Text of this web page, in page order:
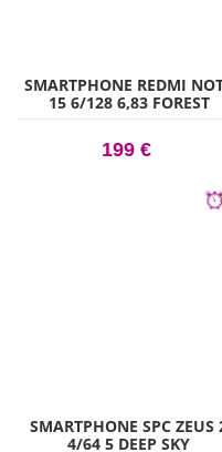
SMARTPHONE REDMI
15 6/128 6,83 FOREST
199 €
SMARTPHONE SPC ZEUS
4/64 5 DEEP SKY